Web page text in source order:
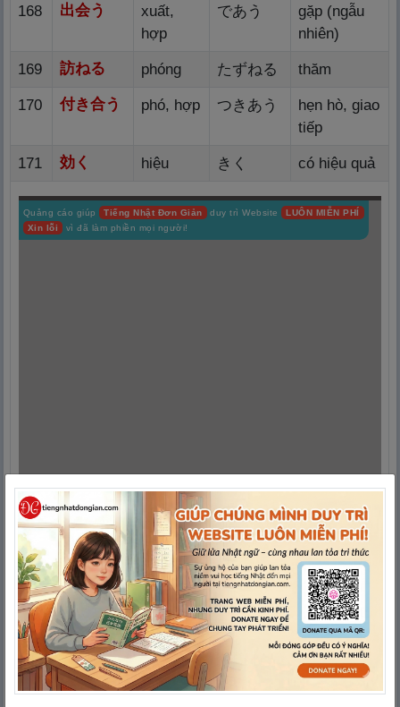
168 出会う
xuất,
hợp
であう
gặp (ngẫu
nhiên)
169 訪ねる phóng たずねる thăm
170 付き合う phó, hợp つきあう
hẹn hò, giao
tiếp
171 効く hiệu きく có hiệu quả
Quảng cáo giúp Tiếng Nhật Đơn Giản duy trì Website LUÔN MIỄN PHÍ
Xin lỗi
vì đã làm phiền mọi người!
172 はやる はやる phổ biến
173 経つ kinh たつ qua
174 間
Nghĩa: Khoảng, ở giữa, bên
trong (không gian)
に合
Nghĩa: Hợp, vừa ý, hợp lại
う
gian,
hợp
まにあう kịp giờ
175 間に合わ
gian,
まにあわ
làm cho kịp